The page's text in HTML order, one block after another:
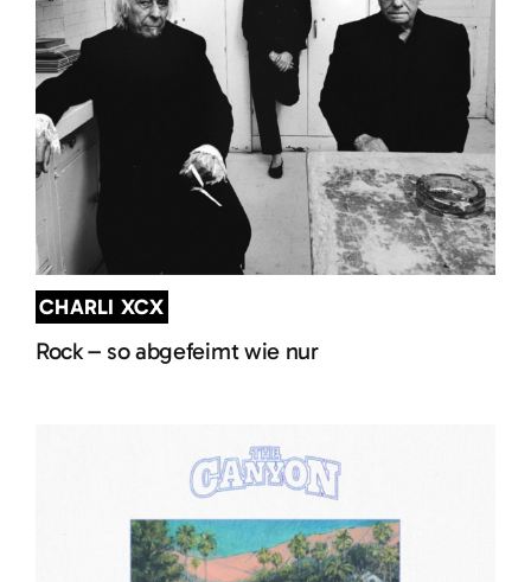
CHARLI XCX
Rock – so abgefeimt wie nur